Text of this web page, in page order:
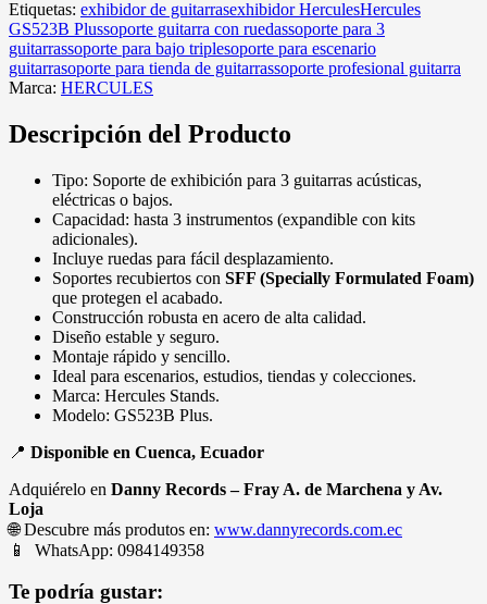
Etiquetas: exhibidor de guitarrasexhibidor HerculesHercules
GS523B Plussoporte guitarra con ruedassoporte para 3
guitarrassoporte para bajo triplesoporte para escenario
guitarrasoporte para tienda de guitarrassoporte profesional guitarra
Marca: HERCULES
Descripción del Producto
Tipo: Soporte de exhibición para 3 guitarras acústicas,
eléctricas o bajos.
Capacidad: hasta 3 instrumentos (expandible con kits
adicionales).
Incluye ruedas para fácil desplazamiento.
Soportes recubiertos con SFF (Specially Formulated Foam)
que protegen el acabado.
Construcción robusta en acero de alta calidad.
Diseño estable y seguro.
Montaje rápido y sencillo.
Ideal para escenarios, estudios, tiendas y colecciones.
Marca: Hercules Stands.
Modelo: GS523B Plus.
📍 Disponible en Cuenca, Ecuador
Adquiérelo en Danny Records – Fray A. de Marchena y Av.
Loja
🌐 Descubre más produtos en: www.dannyrecords.com.ec
📱 WhatsApp: 0984149358
Te podría gustar: